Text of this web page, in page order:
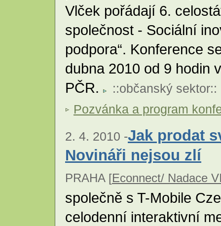
Vlček pořádají 6.
společnost - Sociální
podpora“. Konference
dubna 2010 od 9 hodin
PČR.
::občanský sektor::
Pozvánka a program
2. 4. 2010 -Jak prodat
Novináři nejsou zlí
PRAHA [Econnect/ Nadace
společně s T-Mobile
celodenní interaktivní